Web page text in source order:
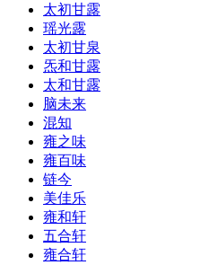
太初甘露
瑶光露
太初甘泉
炁和甘露
太和甘露
脑未来
混知
雍之味
雍百味
链今
美佳乐
雍和轩
五合轩
雍合轩